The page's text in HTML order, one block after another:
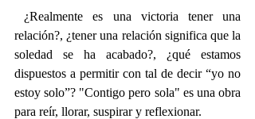
relación?, ¿tener una relación significa que la
soledad se ha acabado?, ¿qué estamos
dispuestos a permitir con tal de decir “yo no
estoy solo”? "Contigo pero sola" es una obra
para reír, llorar, suspirar y reflexionar.